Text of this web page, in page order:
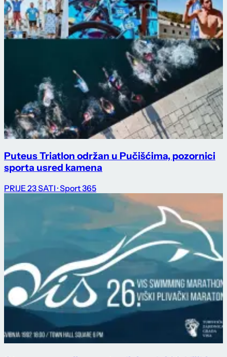
Puteus Triatlon održan u Pučišćima, pozornici
sporta usred kamena
PRIJE 23 SATI · Sport 365